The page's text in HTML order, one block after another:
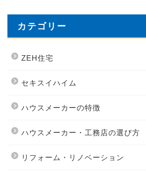
カテゴリー
ZEH住宅
セキスイハイム
ハウスメーカーの特徴
ハウスメーカー・工務店の選び方
リフォーム・リノベーション